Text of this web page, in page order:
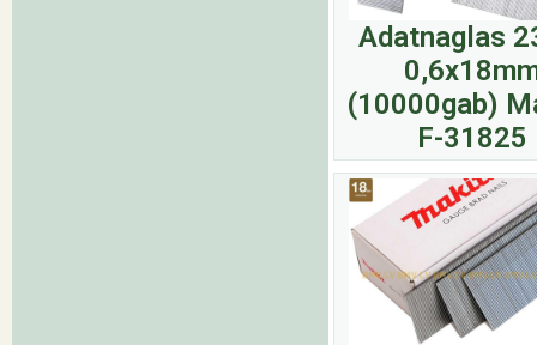
Adatnaglas
(10000gab)
F-31825